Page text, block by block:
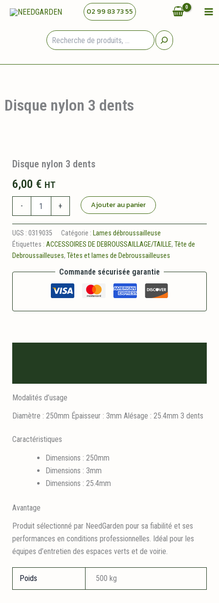
02 99 83 73 55
Disque nylon 3 dents
Disque nylon 3 dents
6,00 € HT
-
nylon
3
dents
+ Ajouter au panier
UGS : 0319035 Catégorie : Lames débroussailleuse
Étiquettes : ACCESSOIRES DE DEBROUSSAILLAGE/TAILLE, Tête de
Debroussailleuses, Têtes et lames de Debroussailleuses
Commande sécurisée garantie
Modalités d’usage
Diamètre : 250mm Épaisseur : 3mm Alésage : 25.4mm 3 dents
Caractéristiques
Dimensions : 250mm
Dimensions : 3mm
Dimensions : 25.4mm
Avantage
Produit sélectionné par NeedGarden pour sa fiabilité et ses
performances en conditions professionnelles. Idéal pour les
équipes d’entretien des espaces verts et de voirie.
Poids 500 kg